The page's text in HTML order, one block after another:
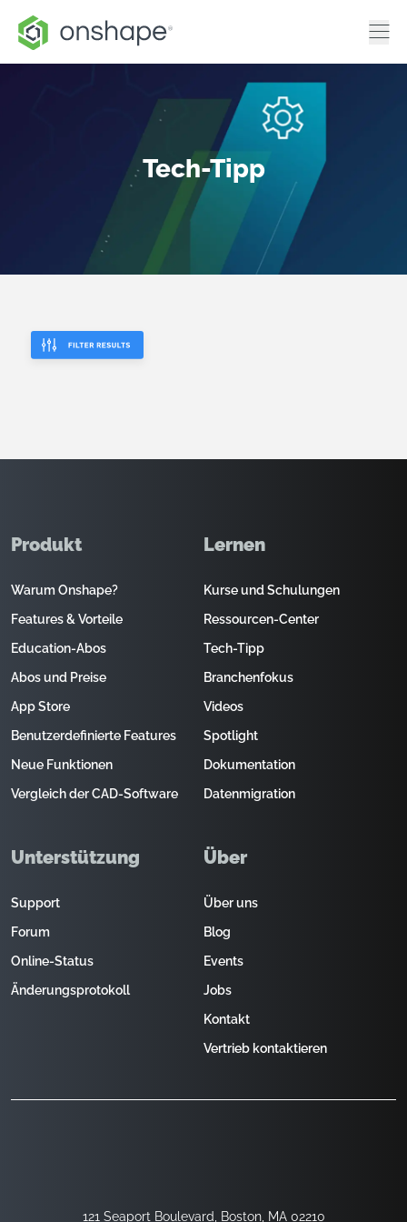
Tech-Tipp
121 Seaport Boulevard, Boston, MA 02210
Produkt
Warum Onshape?
Features & Vorteile
Education-Abos
Abos und Preise
App Store
Benutzerdefinierte Features
Neue Funktionen
Vergleich der CAD-Software
Lernen
Kurse und Schulungen
Ressourcen-Center
Tech-Tipp
Branchenfokus
Videos
Spotlight
Dokumentation
Datenmigration
Unterstützung
Support
Forum
Online-Status
Änderungsprotokoll
Über
Über uns
Blog
Events
Jobs
Kontakt
Vertrieb kontaktieren